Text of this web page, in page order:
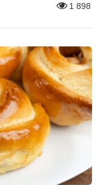
1 898